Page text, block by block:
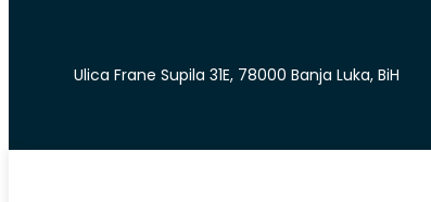
Ulica Frane Supila 31E, 78000 Banja Luka, BiH